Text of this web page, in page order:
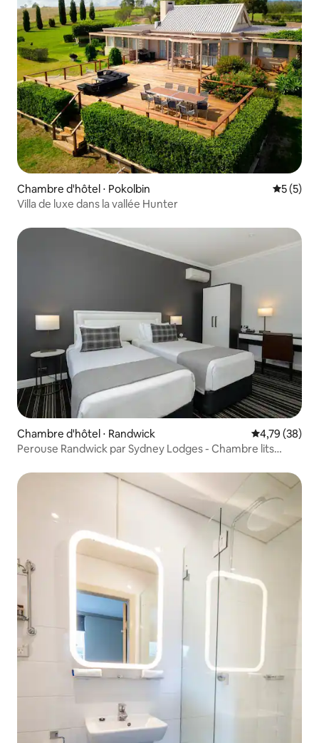
Chambre d'hôtel ⋅ Pokolbin
5 (5)
Villa de luxe dans la vallée Hunter
Chambre d'hôtel ⋅ Randwick Évaluation
4,79 (38)
Perouse Randwick par Sydney Lodges - Chambre lits